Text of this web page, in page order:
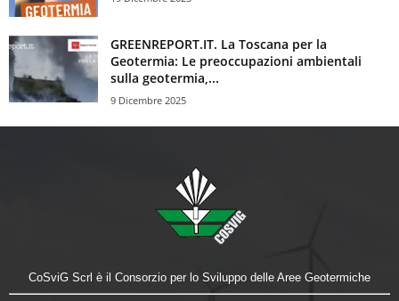
GREENREPORT.IT. La Toscana per la
Geotermia: Le preoccupazioni ambientali
sulla geotermia,...
9 Dicembre 2025
CoSviG Scrl è il Consorzio per lo Sviluppo delle Aree Geotermiche